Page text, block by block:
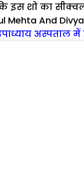
इस शो का
Mehta And
अस्पताल में